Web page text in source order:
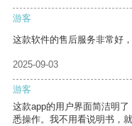
游客
这款软件的售后服务非常好
2025-09-03
游客
这款app的用户界面简洁明
悉操作。我不用看说明书，